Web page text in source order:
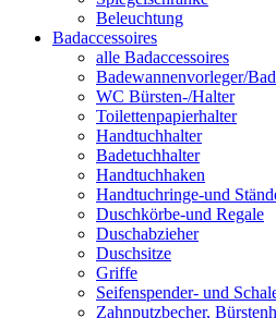
Beleuchtung
Badaccessoires
alle Badaccessoires
Badewannenvorleger/
WC Bürsten-/Halter
Toilettenpapierhalter
Handtuchhalter
Badetuchhalter
Handtuchhaken
Handtuchringe-und
Duschkörbe-und Regale
Duschabzieher
Duschsitze
Griffe
Seifenspender- und
Zahnputzbecher,